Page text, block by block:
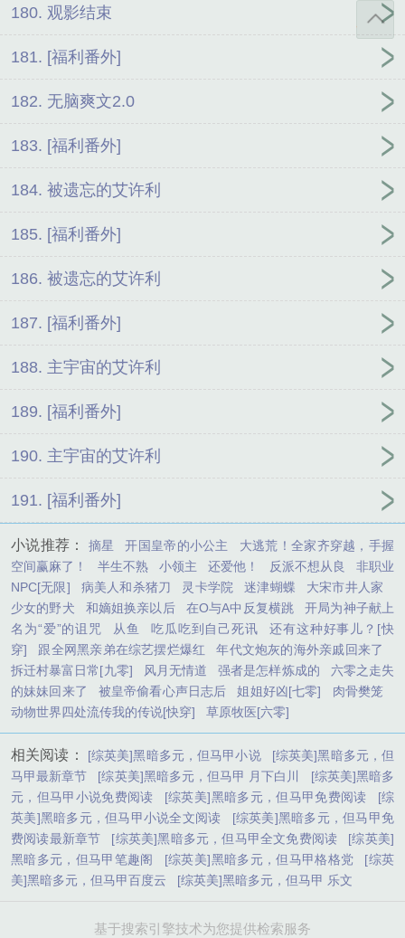
180. 观影结束
181. [福利番外]
182. 无脑爽文2.0
183. [福利番外]
184. 被遗忘的艾许利
185. [福利番外]
186. 被遗忘的艾许利
187. [福利番外]
188. 主宇宙的艾许利
189. [福利番外]
190. 主宇宙的艾许利
191. [福利番外]
小说推荐： 摘星 开国皇帝的小公主
大逃荒！全家齐穿越，手握
空间赢麻了！
半生不熟 小领主 还爱他！ 反派不想从良
非职业
NPC[无限]
病美人和杀猪刀 灵卡学院 迷津蝴蝶
大宋市井人家
少女的野犬
和嫡姐换亲以后 在O与A中反复横跳
开局为神子献上
名为“爱”的诅咒
从鱼 吃瓜吃到自己死讯
还有这种好事儿？[快
穿]
跟全网黑亲弟在综艺摆烂爆红
年代文炮灰的海外亲戚回来了
拆迁村暴富日常[九零]
风月无情道 强者是怎样炼成的
六零之走失
的妹妹回来了
被皇帝偷看心声日志后 姐姐好凶[七零]
肉骨樊笼
动物世界四处流传我的传说[快穿]
草原牧医[六零]
相关阅读： [综英美]黑暗多元，但马甲小说
[综英美]黑暗多元，但
马甲最新章节
[综英美]黑暗多元，但马甲 月下白川
[综英美]黑暗多
元，但马甲小说免费阅读
[综英美]黑暗多元，但马甲免费阅读
[综
英美]黑暗多元，但马甲小说全文阅读
[综英美]黑暗多元，但马甲免
费阅读最新章节
[综英美]黑暗多元，但马甲全文免费阅读
[综英美]
黑暗多元，但马甲笔趣阁
[综英美]黑暗多元，但马甲格格党
[综英
美]黑暗多元，但马甲百度云
[综英美]黑暗多元，但马甲 乐文
基于搜索引擎技术为您提供检索服务